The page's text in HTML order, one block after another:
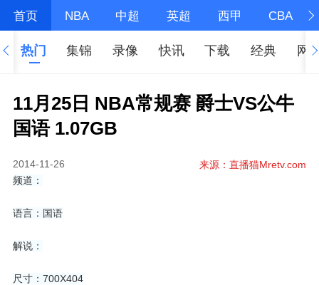
首页 NBA 中超 英超 西甲 CBA
热门 集锦 录像 快讯 下载 经典 网
11月25日 NBA常规赛 爵士VS公牛
国语 1.07GB
2014-11-26
来源：直播猫Mretv.com
频道：
语言：国语
解说：
尺寸：700X404